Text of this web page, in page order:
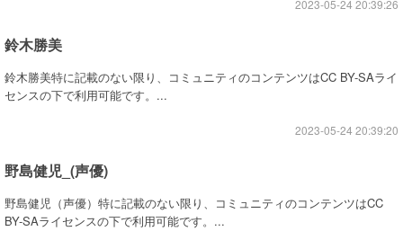
2023-05-24 20:39:26
鈴木勝美
鈴木勝美特に記載のない限り、コミュニティのコンテンツはCC BY-SAライ
センスの下で利用可能です。...
2023-05-24 20:39:20
野島健児_(声優)
野島健児（声優）特に記載のない限り、コミュニティのコンテンツはCC
BY-SAライセンスの下で利用可能です。...